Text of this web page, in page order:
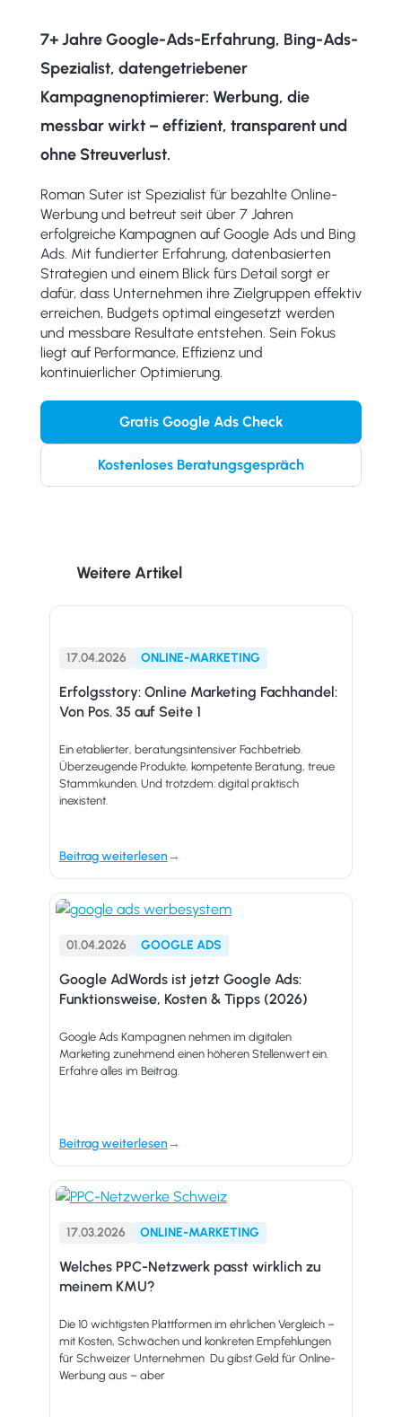
7+ Jahre Google-Ads-Erfahrung, Bing-Ads-
Spezialist, datengetriebener
Kampagnenoptimierer: Werbung, die
messbar wirkt – effizient, transparent und
ohne Streuverlust.
Roman Suter ist Spezialist für bezahlte Online-
Werbung und betreut seit über 7 Jahren
erfolgreiche Kampagnen auf Google Ads und Bing
Ads. Mit fundierter Erfahrung, datenbasierten
Strategien und einem Blick fürs Detail sorgt er
dafür, dass Unternehmen ihre Zielgruppen effektiv
erreichen, Budgets optimal eingesetzt werden
und messbare Resultate entstehen. Sein Fokus
liegt auf Performance, Effizienz und
kontinuierlicher Optimierung.
Gratis Google Ads Check
Kostenloses Beratungsgespräch
Weitere Artikel
17.04.2026 ONLINE-MARKETING
Erfolgsstory: Online Marketing Fachhandel:
Von Pos. 35 auf Seite 1
Ein etablierter, beratungsintensiver Fachbetrieb.
Überzeugende Produkte, kompetente Beratung, treue
Stammkunden. Und trotzdem: digital praktisch
inexistent.
Beitrag weiterlesen
01.04.2026 GOOGLE ADS
Google AdWords ist jetzt Google Ads:
Funktionsweise, Kosten & Tipps (2026)
Google Ads Kampagnen nehmen im digitalen
Marketing zunehmend einen höheren Stellenwert ein.
Erfahre alles im Beitrag.
Beitrag weiterlesen
17.03.2026 ONLINE-MARKETING
Welches PPC-Netzwerk passt wirklich zu
meinem KMU?
Die 10 wichtigsten Plattformen im ehrlichen Vergleich –
mit Kosten, Schwächen und konkreten Empfehlungen
für Schweizer Unternehmen Du gibst Geld für Online-
Werbung aus – aber